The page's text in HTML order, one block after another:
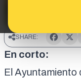
SHARE:
En corto:
El Ayuntamiento